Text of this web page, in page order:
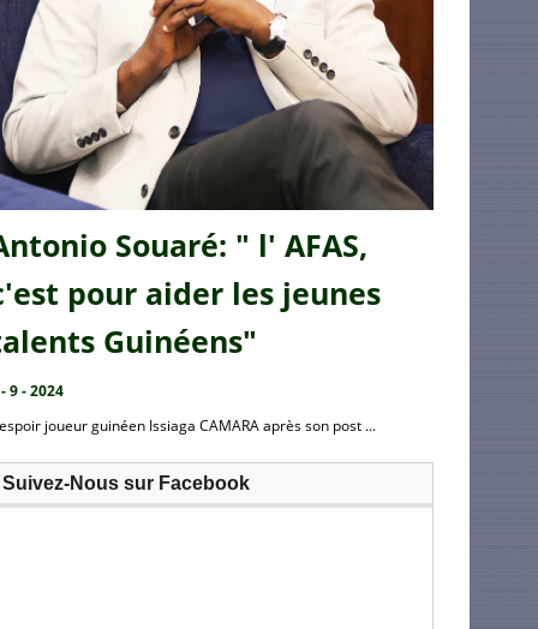
Souaré: " l' AFAS,
pour aider les jeunes
Guinéens"
9 - 2024
joueur guinéen Issiaga CAMARA après son post ...
Suivez-Nous sur Facebook